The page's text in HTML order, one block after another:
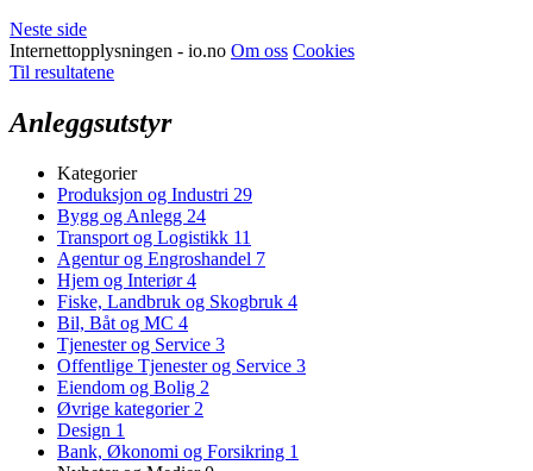
Neste side
Internettopplysningen - io.no Om oss Cookies
Til resultatene
Anleggsutstyr
Kategorier
Produksjon og Industri 29
Bygg og Anlegg 24
Transport og Logistikk 11
Agentur og Engroshandel 7
Hjem og Interiør4
Fiske, Landbruk og Skogbruk 4
Bil, Båt og MC 4
Tjenester og Service 3
Offentlige Tjenester og Service 3
Eiendom og Bolig 2
Øvrige kategorier 2
Design 1
Bank, Økonomi og Forsikring 1